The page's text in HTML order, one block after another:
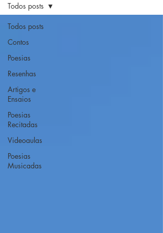
Todos posts
Contos
Poesias
Resenhas
Artigos e
Ensaios
Poesias
Recitadas
Videoaulas
Poesias
Musicadas
Todos posts